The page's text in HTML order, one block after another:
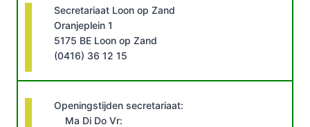
Secretariaat Loon op Zand
Oranjeplein 1
5175 BE Loon op Zand
(0416) 36 12 15
Openingstijden secretariaat:
Ma Di Do Vr: